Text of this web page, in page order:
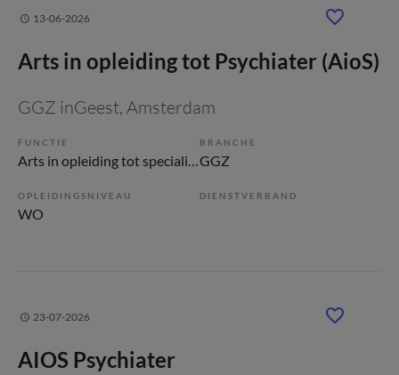
13-06-2026
Arts in opleiding tot Psychiater (AioS)
GGZ inGeest, Amsterdam
FUNCTIE
Arts in opleiding tot specialist (AIOS)
BRANCHE
GGZ
OPLEIDINGSNIVEAU
WO
DIENSTVERBAND
23-07-2026
AIOS Psychiater